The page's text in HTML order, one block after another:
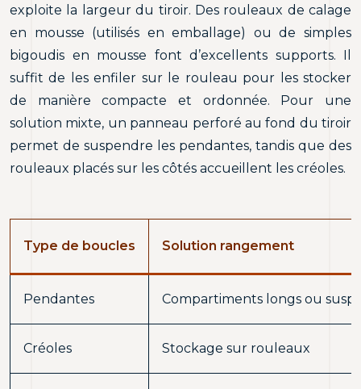
exploite la largeur du tiroir. Des rouleaux de calage
en mousse (utilisés en emballage) ou de simples
bigoudis en mousse font d’excellents supports. Il
suffit de les enfiler sur le rouleau pour les stocker
de manière compacte et ordonnée. Pour une
solution mixte, un panneau perforé au fond du tiroir
permet de suspendre les pendantes, tandis que des
rouleaux placés sur les côtés accueillent les créoles.
Type de boucles Solution rangement
Pendantes Compartiments longs ou
Créoles Stockage sur rouleaux